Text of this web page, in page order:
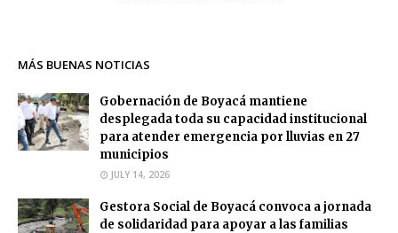
MÁS BUENAS NOTICIAS
Gobernación de Boyacá mantiene
desplegada toda su capacidad institucional
para atender emergencia por lluvias en 27
municipios
JULY 14, 2026
Gestora Social de Boyacá convoca a jornada
de solidaridad para apoyar a las familias